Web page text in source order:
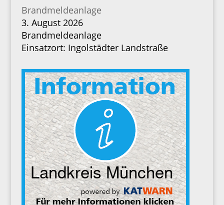
Brandmeldeanlage
3. August 2026
Brandmeldeanlage
Einsatzort: Ingolstädter Landstraße